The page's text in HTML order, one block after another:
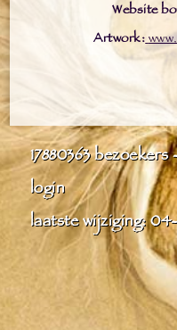
Website
Artwork:
17880363bezoekers
login
laatste wijziging: